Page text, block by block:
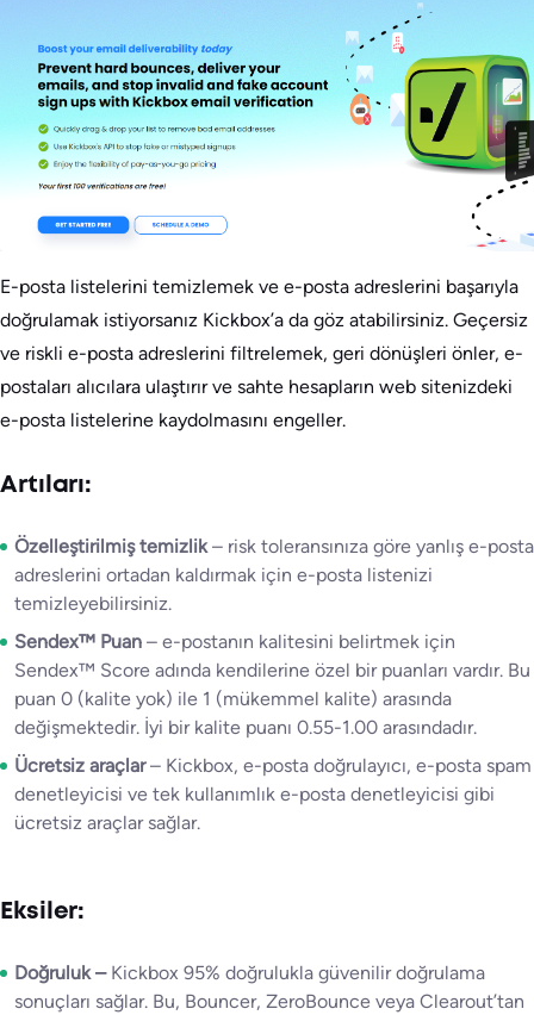
E-posta listelerini temizlemek ve e-posta adreslerini başarıyla
doğrulamak istiyorsanız Kickbox’a da göz atabilirsiniz. Geçersiz
ve riskli e-posta adreslerini filtrelemek, geri dönüşleri önler, e-
postaları alıcılara ulaştırır ve sahte hesapların web sitenizdeki
e-posta listelerine kaydolmasını engeller.
Artıları:
Özelleştirilmiş temizlik– risk toleransınıza göre yanlış e-posta
adreslerini ortadan kaldırmak için e-posta listenizi
temizleyebilirsiniz.
Sendex™ Puan – e-postanın kalitesini belirtmek için
Sendex™ Score adında kendilerine özel bir puanları vardır. Bu
puan 0 (kalite yok) ile 1 (mükemmel kalite) arasında
değişmektedir. İyi bir kalite puanı 0.55-1.00 arasındadır.
Ücretsiz araçlar– Kickbox, e-posta doğrulayıcı, e-posta spam
denetleyicisi ve tek kullanımlık e-posta denetleyicisi gibi
ücretsiz araçlar sağlar.
Eksiler:
Doğruluk – Kickbox 95% doğrulukla güvenilir doğrulama
sonuçları sağlar. Bu, Bouncer, ZeroBounce veya Clearout’tan